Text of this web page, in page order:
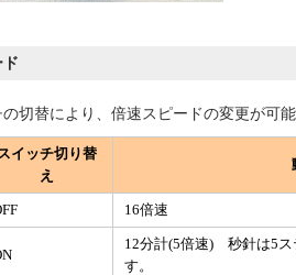
切替により、倍速スピードの変更が可能
イッチ切り替
え
16倍速
12分計(5倍速) 秒針は5ス
す。